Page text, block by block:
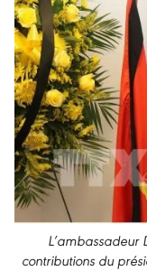
contributions du